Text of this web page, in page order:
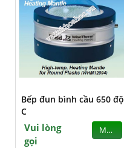
Bếp đun bình cầu 650 độ
C
Vui lòng
gọi
MUA